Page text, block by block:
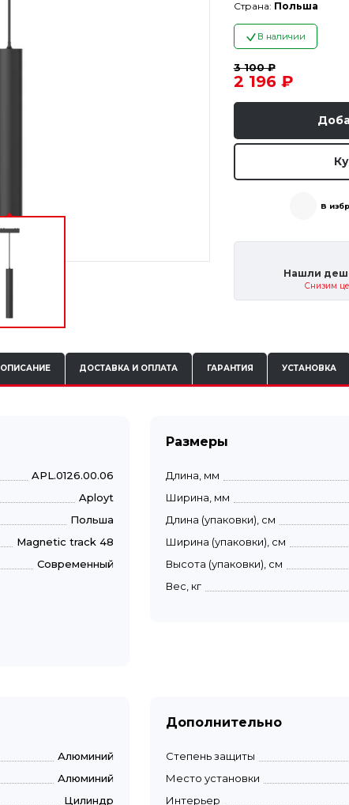
Страна: Польша
В наличии
3 100 ₽
2 196 ₽
В
Нашли
Снизим
ОПИСАНИЕ ДОСТАВКА И ОПЛАТА ГАРАНТИЯ УСТАНОВКА
APL.0126.00.06
Aployt
Польша
Magnetic track 48
Современный
Размеры
Длина, мм
Ширина, мм
Длина (упаковки), см
Ширина (упаковки), см
Высота (упаковки), см
Вес, кг
Алюминий
Алюминий
Цилиндр
Дополнительно
Степень защиты
Место установки
Интерьер